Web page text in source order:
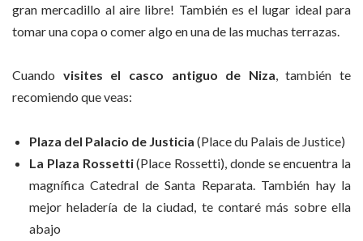
gran mercadillo al aire libre! También es el lugar ideal para
tomar una copa o comer algo en una de las muchas terrazas.
Cuando visites el casco antiguo de Niza, también te
recomiendo que veas:
Plaza del Palacio de Justicia (Place du Palais de Justice)
La Plaza Rossetti(Place Rossetti), donde se encuentra la
magnífica Catedral de Santa Reparata. También hay la
mejor heladería de la ciudad, te contaré más sobre ella
abajo